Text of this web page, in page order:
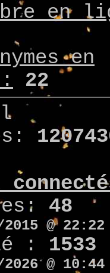
en
en
22
48
@ 22:22
: 1533
@ 10:44